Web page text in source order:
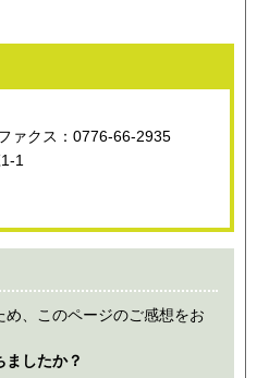
ァクス：0776-66-2935
1
、このページのご感想をお
ましたか？